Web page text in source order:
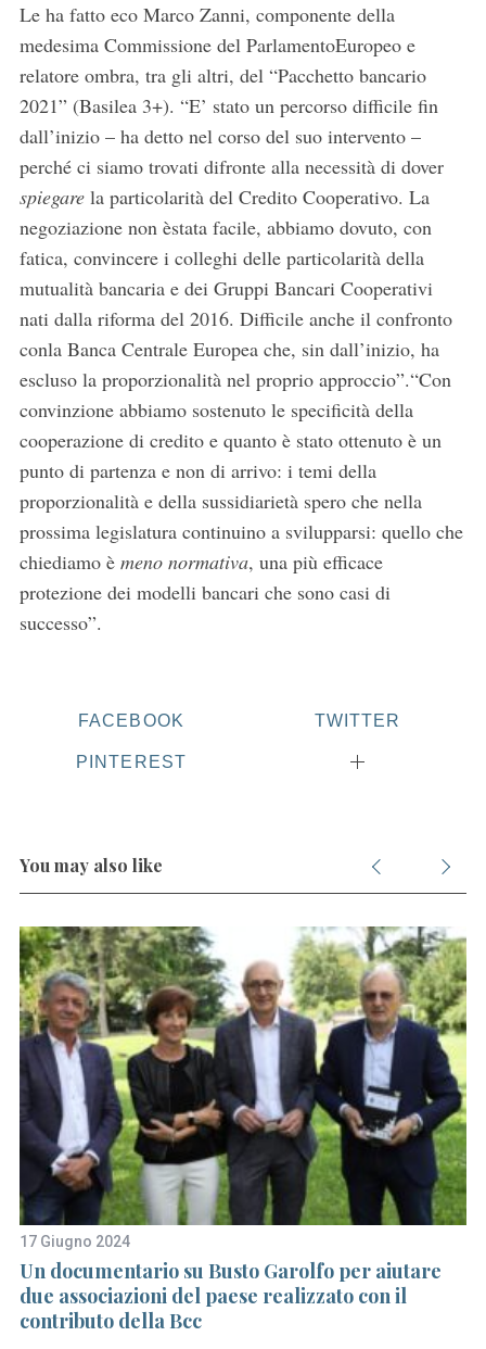
Le ha fatto eco Marco Zanni, componente della
medesima Commissione del ParlamentoEuropeo e
relatore ombra, tra gli altri, del “Pacchetto bancario
2021” (Basilea 3+). “E’ stato un percorso difficile fin
dall’inizio – ha detto nel corso del suo intervento –
perché ci siamo trovati difronte alla necessità di dover
spiegare la particolarità del Credito Cooperativo. La
negoziazione non èstata facile, abbiamo dovuto, con
fatica, convincere i colleghi delle particolarità della
mutualità bancaria e dei Gruppi Bancari Cooperativi
nati dalla riforma del 2016. Difficile anche il confronto
conla Banca Centrale Europea che, sin dall’inizio, ha
escluso la proporzionalità nel proprio approccio”.“Con
convinzione abbiamo sostenuto le specificità della
cooperazione di credito e quanto è stato ottenuto è un
punto di partenza e non di arrivo: i temi della
proporzionalità e della sussidiarietà spero che nella
prossima legislatura continuino a svilupparsi: quello che
chiediamo è meno normativa, una più efficace
protezione dei modelli bancari che sono casi di
successo”.
FACEBOOK TWITTER
PINTEREST
You may also like
17 Giugno 2024
Un documentario su Busto Garolfo per aiutare
due associazioni del paese realizzato con il
contributo della Bcc
S
e
r
c
h
f
o
r